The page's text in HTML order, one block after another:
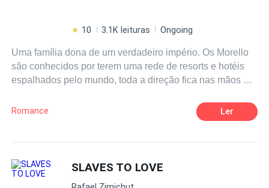
10 3.1K leituras Ongoing
Uma família dona de um verdadeiro império. Os Morello
são conhecidos por terem uma rede de resorts e hotéis
espalhados pelo mundo, toda a direção fica nas mãos de
onde possui dois filhos sendo eles Antony Morello e
Romance Ler
SLAVES TO LOVE